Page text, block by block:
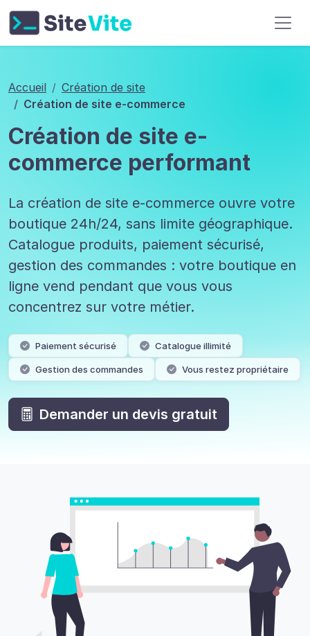
Aller à l'en-tête
Aller au pied de page
Accueil
Création de site
Création de site e-commerce
Création de site e-
commerce performant
La création de site e-commerce ouvre votre
boutique 24h/24, sans limite géographique.
Catalogue produits, paiement sécurisé,
gestion des commandes : votre boutique en
ligne vend pendant que vous vous
concentrez sur votre métier.
Paiement sécurisé Catalogue illimité
Gestion des commandes Vous restez propriétaire
Demander un devis gratuit